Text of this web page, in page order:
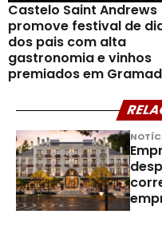
Castelo Saint Andrews
promove festival de
dos pais com alta
gastronomia e vinhos
premiados em